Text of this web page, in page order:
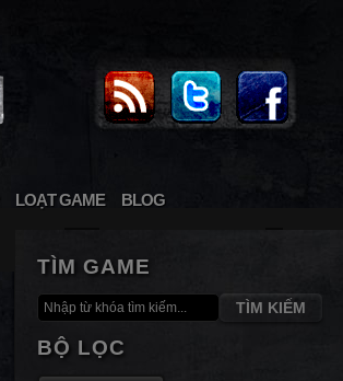
LOẠT GAME BLOG
TÌM GAME
TÌM KIẾM
BỘ LỌC